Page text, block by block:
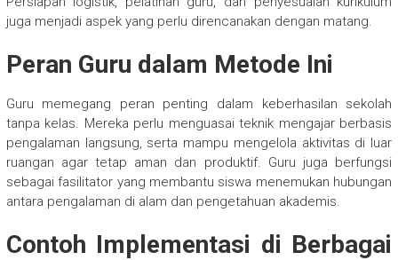
juga menjadi aspek yang perlu direncanakan dengan matang.
Peran Guru dalam Metode Ini
Guru memegang peran penting dalam keberhasilan sekolah
tanpa kelas. Mereka perlu menguasai teknik mengajar berbasis
pengalaman langsung, serta mampu mengelola aktivitas di luar
ruangan agar tetap aman dan produktif. Guru juga berfungsi
sebagai fasilitator yang membantu siswa menemukan hubungan
antara pengalaman di alam dan pengetahuan akademis.
Contoh Implementasi di Berbagai